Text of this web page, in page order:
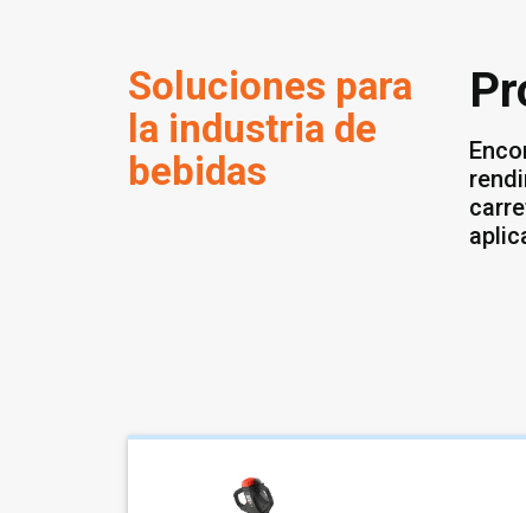
Soluciones para
la industria de
bebidas